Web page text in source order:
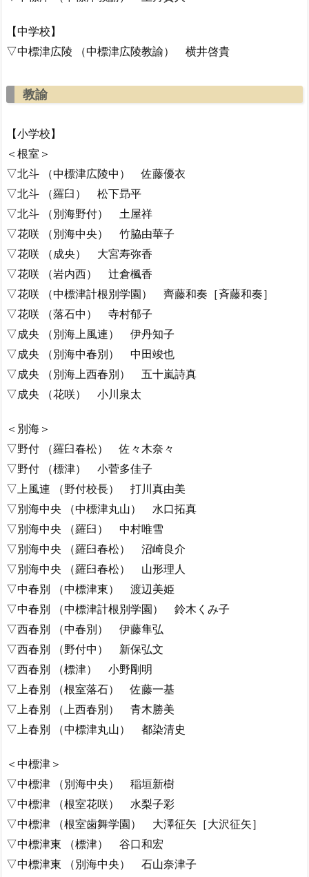
【中学校】
▽中標津広陵 （中標津広陵教諭） 横井啓貴
教諭
【小学校】
＜根室＞
▽北斗 （中標津広陵中） 佐藤優衣
▽北斗 （羅臼） 松下昻平
▽北斗 （別海野付） 土屋祥
▽花咲 （別海中央） 竹脇由華子
▽花咲 （成央） 大宮寿弥香
▽花咲 （岩内西） 辻倉楓香
▽花咲 （中標津計根別学園） 齊藤和奏［斉藤和奏］
▽花咲 （落石中） 寺村郁子
▽成央 （別海上風連） 伊丹知子
▽成央 （別海中春別） 中田竣也
▽成央 （別海上西春別） 五十嵐詩真
▽成央 （花咲） 小川泉太
＜別海＞
▽野付 （羅臼春松） 佐々木奈々
▽野付 （標津） 小菅多佳子
▽上風連 （野付校長） 打川真由美
▽別海中央 （中標津丸山） 水口拓真
▽別海中央 （羅臼） 中村唯雪
▽別海中央 （羅臼春松） 沼崎良介
▽別海中央 （羅臼春松） 山形理人
▽中春別 （中標津東） 渡辺美姫
▽中春別 （中標津計根別学園） 鈴木くみ子
▽西春別 （中春別） 伊藤隼弘
▽西春別 （野付中） 新保弘文
▽西春別 （標津） 小野剛明
▽上春別 （根室落石） 佐藤一基
▽上春別 （上西春別） 青木勝美
▽上春別 （中標津丸山） 都染清史
＜中標津＞
▽中標津 （別海中央） 稲垣新樹
▽中標津 （根室花咲） 水梨子彩
▽中標津 （根室歯舞学園） 大澤征矢［大沢征矢］
▽中標津東 （標津） 谷口和宏
▽中標津東 （別海中央） 石山奈津子